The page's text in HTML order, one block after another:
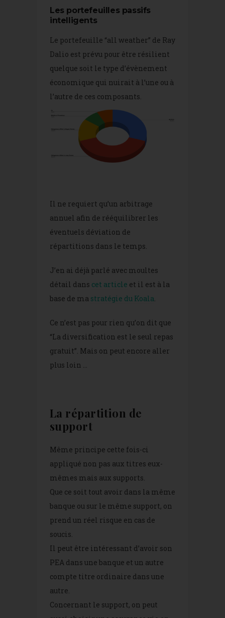
Les portefeuilles passifs
intelligents
Le portefeuille “all weather” de Ray
Dalio est prévu pour être résilient
quelque soit le type d’évènement
économique qui nuirait à l’une ou à
l’autre de ces composants.
Il ne requiert qu’un arbitrage
annuel afin de rééquilibrer les
éventuels déviation de
répartitions dans le temps.
J’en ai déjà parlé avec moultes
détail dans cet article et il est à la
base de ma stratégie du Koala.
Ce n’est pas pour rien qu’on dit que
“La diversification est le seul repas
gratuit”. Mais on peut encore aller
plus loin …
La répartition de
support
Même principe cette fois-ci
appliqué non pas aux titres eux-
mêmes mais aux supports.
Que ce soit tout avoir dans la même
banque ou sur le même support, on
prend un réel risque en cas de
soucis.
Il peut être intéressant d’avoir son
PEA dans une banque et un autre
compte titre ordinaire dans une
autre.
Concernant le support, on peut